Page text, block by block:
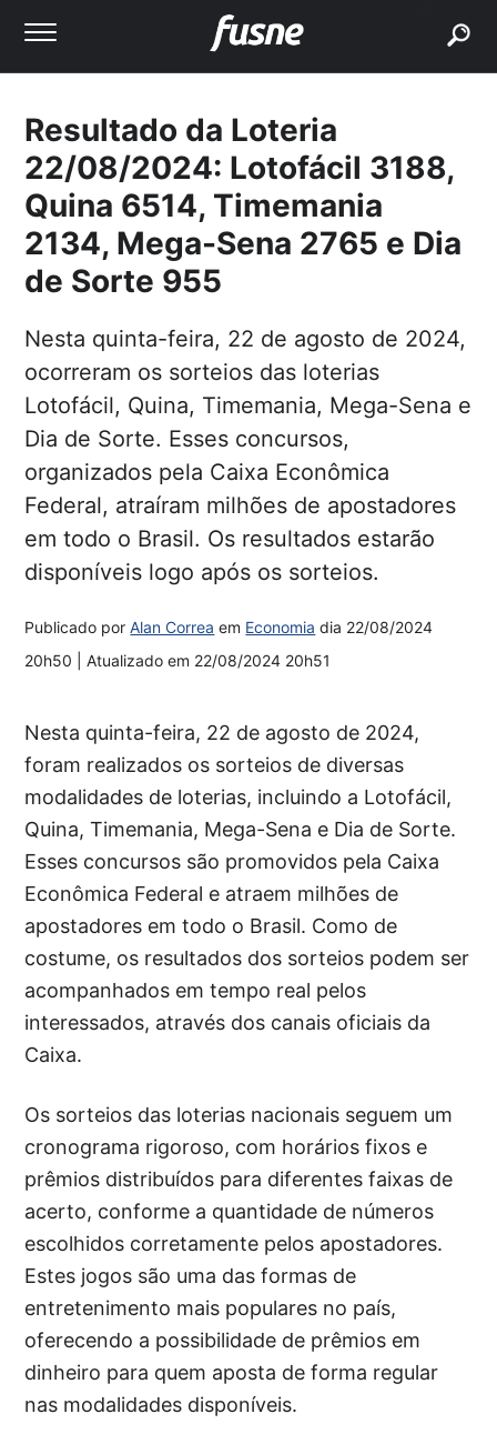
Resultado da Loteria
22/08/2024: Lotofácil 3188,
Quina 6514, Timemania
2134, Mega-Sena 2765 e Dia
de Sorte 955
Nesta quinta-feira, 22 de agosto de 2024,
ocorreram os sorteios das loterias
Lotofácil, Quina, Timemania, Mega-Sena e
Dia de Sorte. Esses concursos,
organizados pela Caixa Econômica
Federal, atraíram milhões de apostadores
em todo o Brasil. Os resultados estarão
disponíveis logo após os sorteios.
Publicado porAlan Correa em Economia dia 22/08/2024
20h50
| Atualizado em 22/08/2024 20h51
Nesta quinta-feira, 22 de agosto de 2024,
foram realizados os sorteios de diversas
modalidades de loterias, incluindo a Lotofácil,
Quina, Timemania, Mega-Sena e Dia de Sorte.
Esses concursos são promovidos pela Caixa
Econômica Federal e atraem milhões de
apostadores em todo o Brasil. Como de
costume, os resultados dos sorteios podem ser
acompanhados em tempo real pelos
interessados, através dos canais oficiais da
Caixa.
Os sorteios das loterias nacionais seguem um
cronograma rigoroso, com horários fixos e
prêmios distribuídos para diferentes faixas de
acerto, conforme a quantidade de números
escolhidos corretamente pelos apostadores.
Estes jogos são uma das formas de
entretenimento mais populares no país,
oferecendo a possibilidade de prêmios em
dinheiro para quem aposta de forma regular
nas modalidades disponíveis.